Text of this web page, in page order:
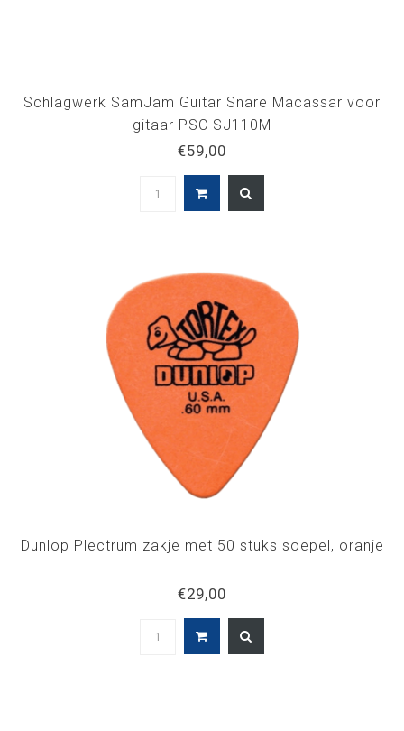
Schlagwerk SamJam Guitar Snare Macassar voor
gitaar PSC SJ110M
€59,00
Dunlop Plectrum zakje met 50 stuks soepel, oranje
€29,00